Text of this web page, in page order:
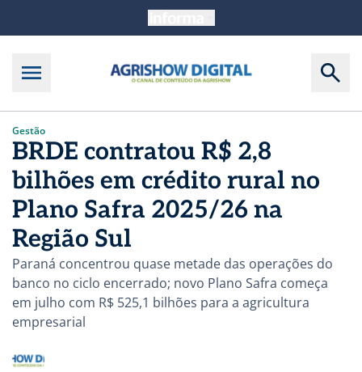
Gestão
BRDE contratou R$ 2,8
bilhões em crédito rural no
Plano Safra 2025/26 na
Região Sul
Paraná concentrou quase metade das operações do
banco no ciclo encerrado; novo Plano Safra começa
em julho com R$ 525,1 bilhões para a agricultura
empresarial